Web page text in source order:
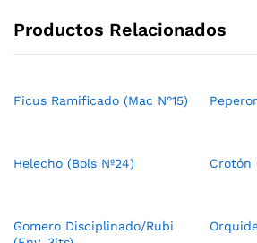
Productos Relacionados
Ficus Ramificado (Mac N°15)
Helecho (Bols Nº24) Crotón
Gomero Disciplinado/Rubi